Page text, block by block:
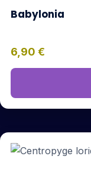
Babylonia
6,90 €